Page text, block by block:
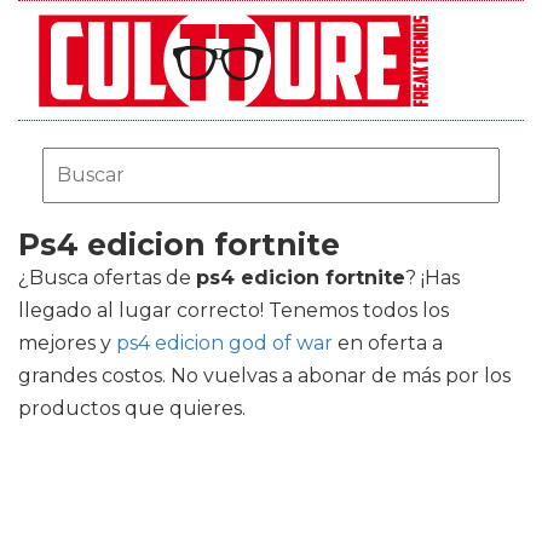
Ps4 edicion fortnite
¿Busca ofertas de ps4 edicion fortnite? ¡Has
llegado al lugar correcto! Tenemos todos los
mejores y ps4 edicion god of war en oferta a
grandes costos. No vuelvas a abonar de más por los
productos que quieres.